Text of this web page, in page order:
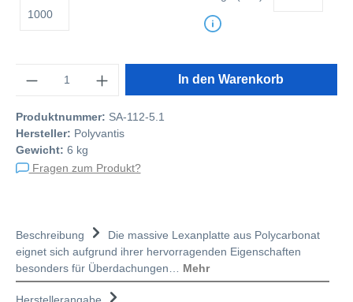
In den Warenkorb
Produktnummer: SA-112-5.1
Hersteller: Polyvantis
Gewicht: 6 kg
Fragen zum Produkt?
Beschreibung
Die massive Lexanplatte aus Polycarbonat
eignet sich aufgrund ihrer hervorragenden Eigenschaften
besonders für Überdachungen… Mehr
Herstellerangabe